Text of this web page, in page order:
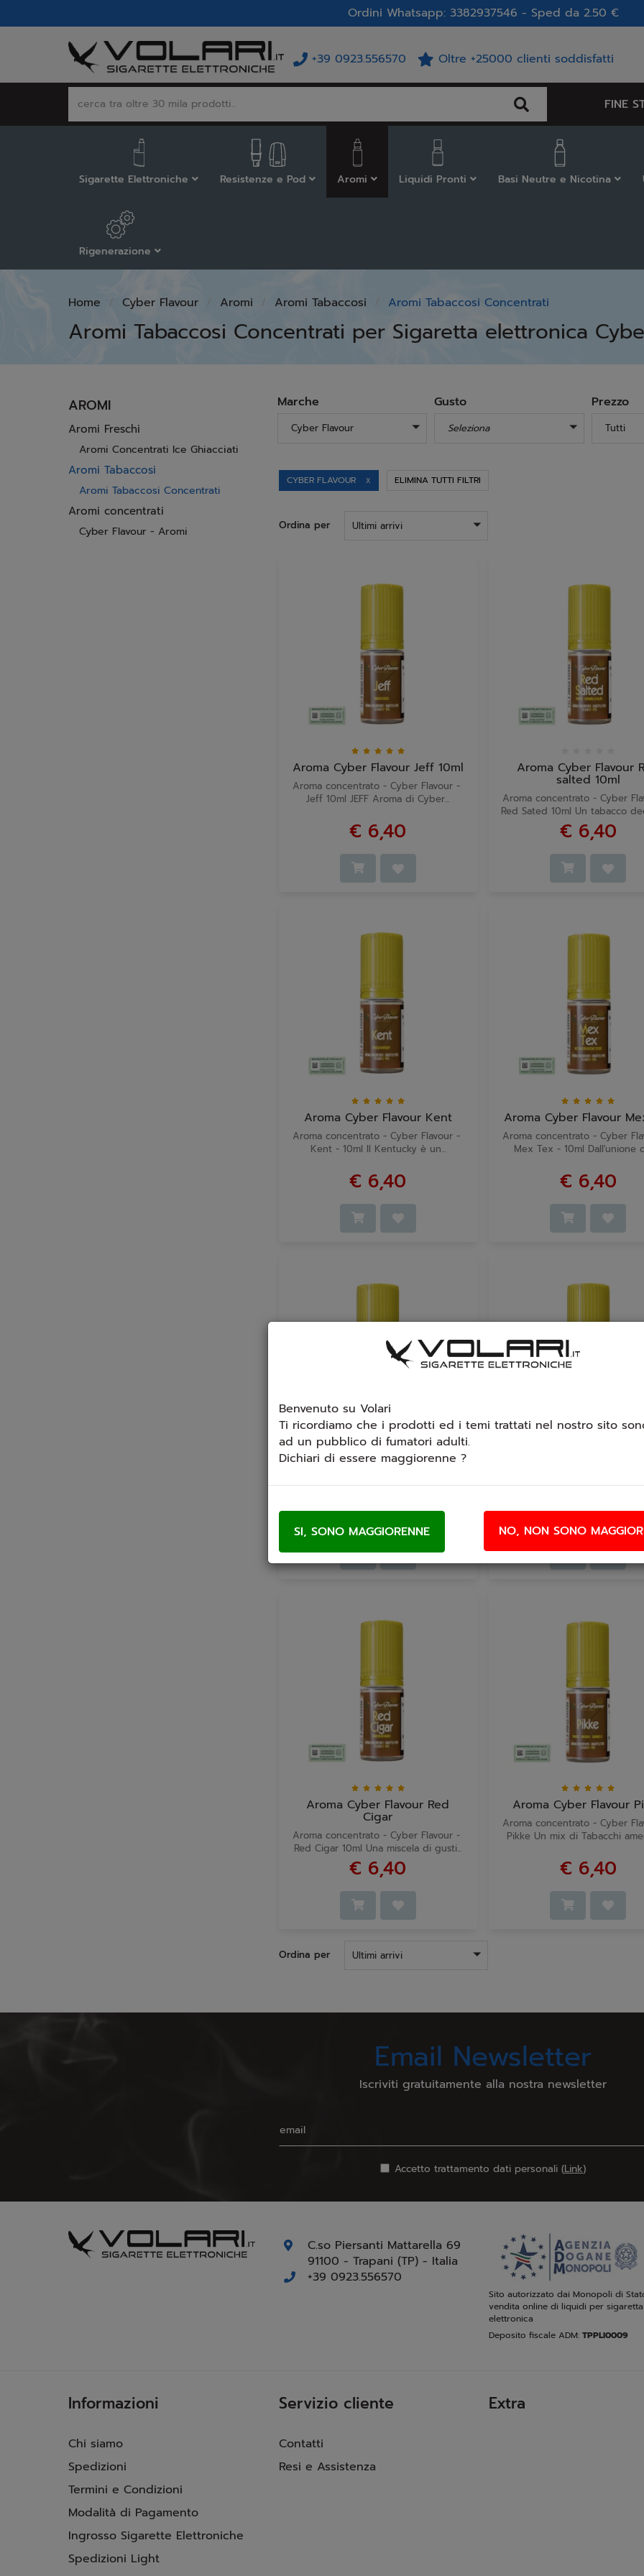
Ordini Whatsapp: 3382937546 - Sped da 2.50 €
+39 0923.556570 Oltre +25000 clienti soddisfatti
FINE
Sigarette Elettroniche Resistenze e Pod Aromi Liquidi Pronti Basi Neutre e Nicotina
Rigenerazione
Home Cyber Flavour Aromi Aromi Tabaccosi Aromi Tabaccosi Concentrati
Aromi Tabaccosi Concentrati per Sigaretta elettronica
AROMI
Aromi Freschi
Aromi Concentrati Ice Ghiacciati
Aromi Tabaccosi
Aromi Tabaccosi Concentrati
Aromi concentrati
Cyber Flavour - Aromi
Marche
Cyber Flavour
Gusto
Seleziona
Prezzo
Tutti
CYBER FLAVOUR X ELIMINA TUTTI FILTRI
Ordina per Ultimi arrivi
Aroma Cyber Flavour Jeff 10ml
Aroma concentrato - Cyber Flavour -
Jeff 10ml JEFF Aroma di Cyber...
€ 6,40
Aroma Cyber Flavour
salted 10ml
Aroma concentrato - Cyber
Red Sated 10ml Un tabacco
€ 6,40
Aroma Cyber Flavour Kent
Aroma concentrato - Cyber Flavour -
Kent - 10ml Il Kentucky è un...
€ 6,40
Aroma Cyber Flavour
Aroma concentrato - Cyber
Mex Tex - 10ml Dall'unione
€ 6,40
Aroma Cyber Flavour 7 Foglie
Aroma concentrato - Cyber Flavour -
€ 6,40
Aroma concentrato - Cyber
€ 6,40
Aroma Cyber Flavour Red
Cigar
Aroma concentrato - Cyber Flavour -
Red Cigar 10ml Una miscela di gusti...
€ 6,40
Aroma Cyber Flavour
Aroma concentrato - Cyber
Pikke Un mix di Tabacchi
€ 6,40
Ordina per Ultimi arrivi
Email Newsletter
Iscriviti gratuitamente alla nostra newsletter
Accetto trattamento dati personali (Link)
C.so Piersanti Mattarella 69
91100 - Trapani (TP) - Italia
+39 0923.556570
Sito autorizzato dai Monopoli di
vendita online di liquidi per sigaretta
elettronica
Deposito fiscale ADM: TPPLI0009
Informazioni
Chi siamo
Spedizioni
Termini e Condizioni
Modalità di Pagamento
Ingrosso Sigarette Elettroniche
Spedizioni Light
Servizio cliente
Contatti
Resi e Assistenza
Extra
Benvenuto su Volari
Ti ricordiamo che i prodotti ed i temi trattati nel nostro sito
ad un pubblico di fumatori adulti.
Dichiari di essere maggiorenne ?
NO, NON SONO